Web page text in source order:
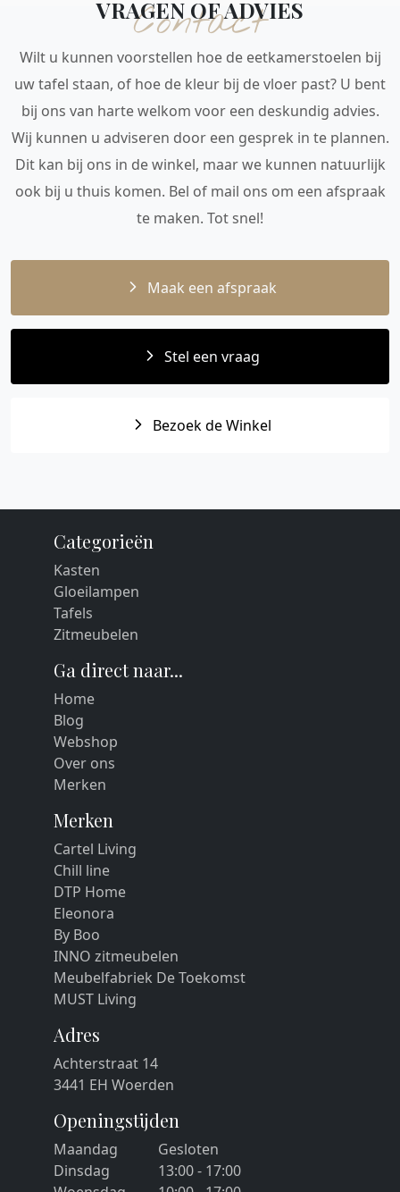
Contact
VRAGEN OF ADVIES
Wilt u kunnen voorstellen hoe de eetkamerstoelen bij
uw tafel staan, of hoe de kleur bij de vloer past? U bent
bij ons van harte welkom voor een deskundig advies.
Wij kunnen u adviseren door een gesprek in te plannen.
Dit kan bij ons in de winkel, maar we kunnen natuurlijk
ook bij u thuis komen. Bel of mail ons om een afspraak
te maken. Tot snel!
Maak een afspraak
Stel een vraag
Bezoek de Winkel
Categorieën
Kasten
Gloeilampen
Tafels
Zitmeubelen
Ga direct naar...
Home
Blog
Webshop
Over ons
Merken
Merken
Cartel Living
Chill line
DTP Home
Eleonora
By Boo
INNO zitmeubelen
Meubelfabriek De Toekomst
MUST Living
Adres
Achterstraat 14
3441 EH Woerden
Openingstijden
Maandag
Gesloten
Dinsdag
13:00 - 17:00